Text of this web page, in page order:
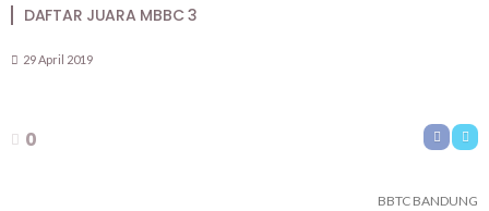
DAFTAR JUARA MBBC 3
29 April 2019
0
BBTC BANDUNG